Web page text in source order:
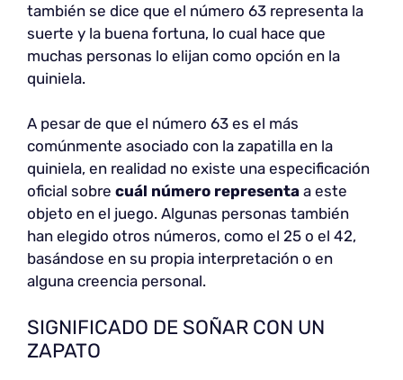
también se dice que el número 63 representa la
suerte y la buena fortuna, lo cual hace que
muchas personas lo elijan como opción en la
quiniela.
A pesar de que el número 63 es el más
comúnmente asociado con la zapatilla en la
quiniela, en realidad no existe una especificación
oficial sobre cuál número representa a este
objeto en el juego. Algunas personas también
han elegido otros números, como el 25 o el 42,
basándose en su propia interpretación o en
alguna creencia personal.
SIGNIFICADO DE SOÑAR CON UN
ZAPATO